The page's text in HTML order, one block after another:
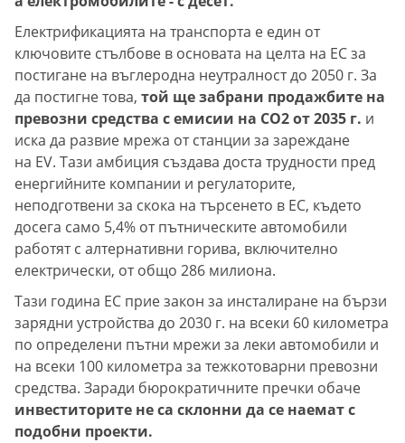
Електрификацията на транспорта е един от
ключовите стълбове в основата на целта на ЕС за
постигане на въглеродна неутралност до 2050 г. За
да постигне това, той ще забрани продажбите на
превозни средства с емисии на CO2 от 2035 г. и
иска да развие мрежа от станции за зареждане
на EV. Тази амбиция създава доста трудности пред
енергийните компании и регулаторите,
неподготвени за скока на търсенето в ЕС, където
досега само 5,4% от пътническите автомобили
работят с алтернативни горива, включително
електрически, от общо 286 милиона.
Тази година ЕС прие закон за инсталиране на бързи
зарядни устройства до 2030 г. на всеки 60 километра
по определени пътни мрежи за леки автомобили и
на всеки 100 километра за тежкотоварни превозни
средства. Заради бюрократичните пречки обаче
инвеститорите не са склонни да се наемат с
подобни проекти.